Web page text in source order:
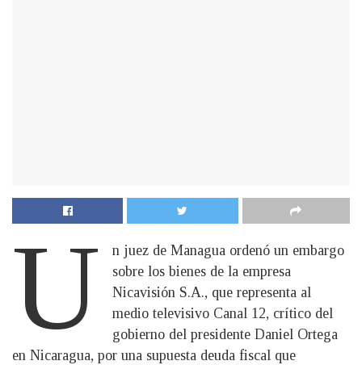
U
n juez de Managua ordenó un embargo
sobre los bienes de la empresa
Nicavisión S.A., que representa al
medio televisivo Canal 12, crítico del
gobierno del presidente Daniel Ortega
en Nicaragua, por una supuesta deuda fiscal que